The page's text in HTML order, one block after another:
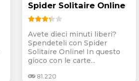
Spider Solitaire Online
Avete dieci minuti liberi?
Spendeteli con Spider
Solitaire Online! In questo
gioco con le carte...
81.220